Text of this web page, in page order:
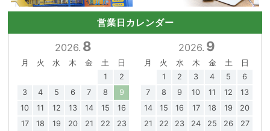
営業日カレンダー
2026. 8
月 火 水 木 金 土
日
1
2
3
4 5 6 7 8
9
10
11 12 13 14 15
16
17
18 19 20 21 22
23
2026. 9
月 火 水 木 金 土
日
1
2 3 4 5
6
7
8 9 10 11 12
13
14
15 16 17 18 19
20
21
22 23 24 25 26
27